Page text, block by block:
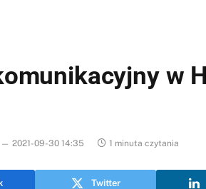
w
2021-09-30 14:35 1 minuta czytania
Twitter